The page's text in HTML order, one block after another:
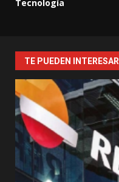
Tecnología
TE PUEDEN INTERESAR